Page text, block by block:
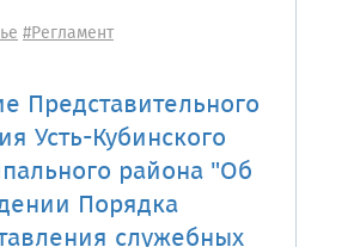
#Регламент
Представительного
Усть-Кубинского
района "Об
Порядка